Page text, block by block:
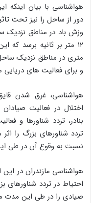
هواشناسی با بیان اینکه
دور از ساحل را نیز تحت
و برای فعالیت های
هواشناسی، غرق شدن
اختلال در فعالیت
بنادر، تردد شناورها و
تردد شناورهای بزرگ را
نسبت به وقوع آن در طی
هواشناسی مازندران در
احتیاط در تردد شناورهای
صیادی را در طی این مدت